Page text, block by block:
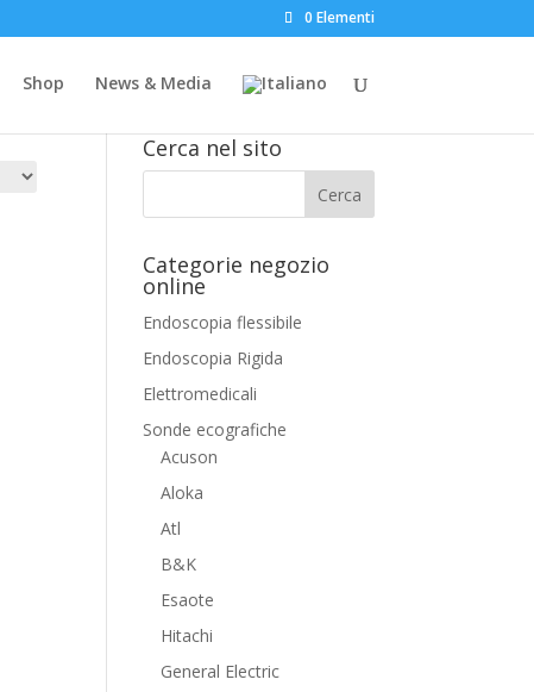
0 Elementi
Shop News & Media
Italiano
Cerca nel sito
Categorie negozio
online
Endoscopia flessibile
Endoscopia Rigida
Elettromedicali
Sonde ecografiche
Acuson
Aloka
Atl
B&K
Esaote
Hitachi
General Electric